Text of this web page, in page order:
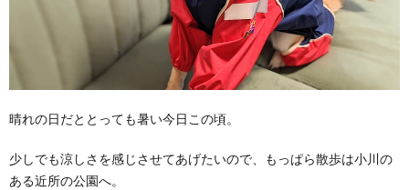
晴れの日だととっても暑い今日この頃。
少しでも涼しさを感じさせてあげたいので、もっぱら散歩は小川の
ある近所の公園へ。